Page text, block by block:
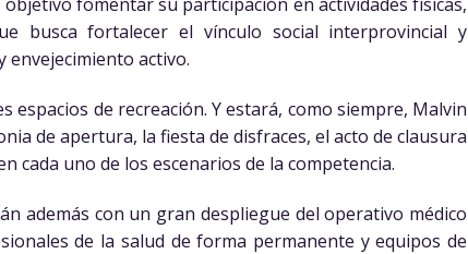
busca fortalecer el vínculo social interprovincial y
envejecimiento activo.
de recreación. Y estará, como siempre, Malvin
de apertura, la fiesta de disfraces, el acto de clausura
uno de los escenarios de la competencia.
además con un gran despliegue del operativo médico
de la salud de forma permanente y equipos de